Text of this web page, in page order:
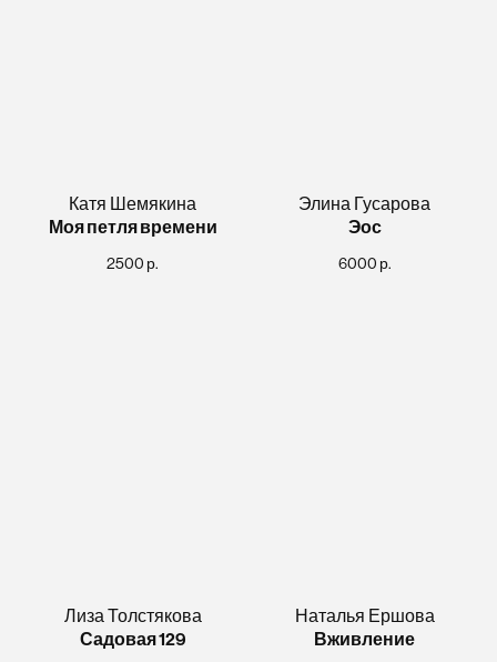
Катя Шемякина
Моя петля времени
2500 р.
Элина Гусарова
Эос
6000 р.
Лиза Толстякова
Садовая129
Наталья Ершова
Вживление